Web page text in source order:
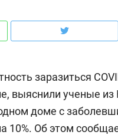
заразиться
выяснили ученые
доме с
10%. Об этом